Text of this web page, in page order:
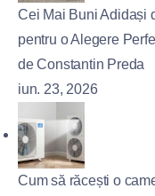
Cei Mai Buni Adidași
pentru o Alegere
de Constantin Preda
iun. 23, 2026
Cum să răcești o